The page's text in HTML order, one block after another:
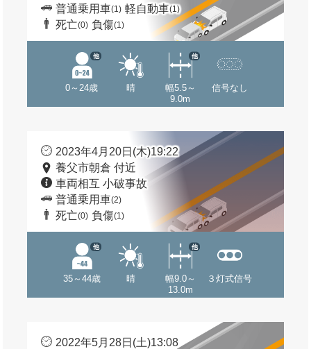
普通乗用車(1) 軽自動車(1)
死亡(0) 負傷(1)
0～24歳
他
晴
幅5.5～
9.0m
他
信号なし
2023年4月20日(木)19:22
養父市朝倉 付近
車両相互 小破事故
普通乗用車(2)
死亡(0) 負傷(1)
35～44歳
他
晴
幅9.0～
13.0m
他
３灯式信号
2022年5月28日(土)13:08